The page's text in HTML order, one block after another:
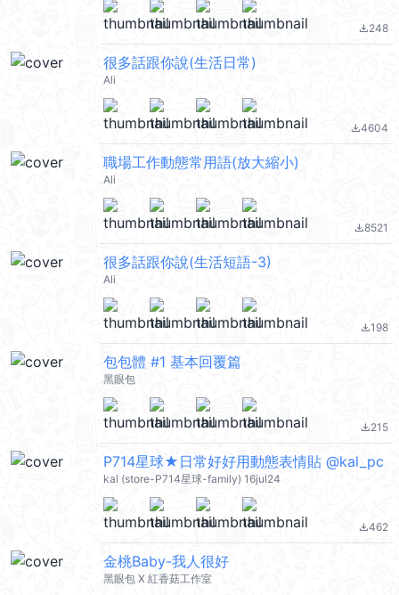
file_download248
很多話跟你說(生活日常)
Ali
file_download4604
職場工作動態常用語(放大縮小)
Ali
file_download8521
很多話跟你說(生活短語-3)
Ali
file_download198
包包體 #1 基本回覆篇
黑眼包
file_download215
P714星球★日常好好用動態表情貼 @kal_pc
kal (store-P714星球-family) 16jul24
file_download462
金桃Baby-我人很好
黑眼包 X 紅香菇工作室